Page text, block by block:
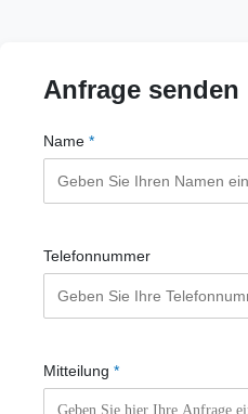
Anfrage senden
Name *
Telefonnummer
Mitteilung *